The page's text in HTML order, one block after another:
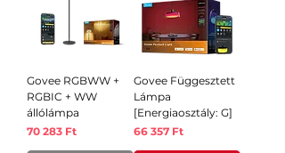
Govee RGBWW +
RGBIC + WW
állólámpa
Ár
70 283 Ft
Govee Függesztett
Lámpa
[Energiaosztály: G]
Ár
66 357 Ft